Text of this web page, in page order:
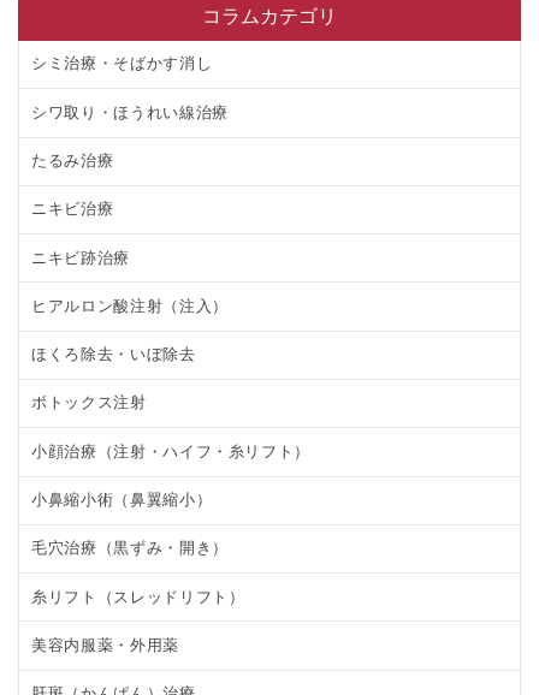
コラムカテゴリ
シミ治療・そばかす消し
シワ取り・ほうれい線治療
たるみ治療
ニキビ治療
ニキビ跡治療
ヒアルロン酸注射（注入）
ほくろ除去・いぼ除去
ボトックス注射
小顔治療（注射・ハイフ・糸リフト）
小鼻縮小術（鼻翼縮小）
毛穴治療（黒ずみ・開き）
糸リフト（スレッドリフト）
美容内服薬・外用薬